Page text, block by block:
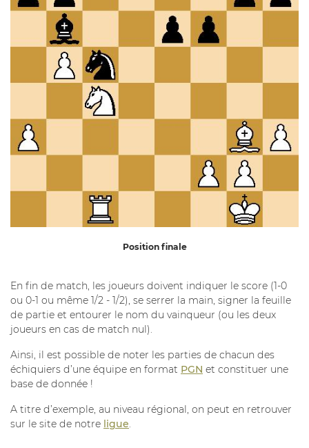
Position finale
En fin de match, les joueurs doivent indiquer le score (1-0
ou 0-1 ou même 1/2 - 1/2), se serrer la main, signer la feuille
de partie et entourer le nom du vainqueur (ou les deux
joueurs en cas de match nul).
Ainsi, il est possible de noter les parties de chacun des
échiquiers d’une équipe en format PGN et constituer une
base de donnée !
A titre d’exemple, au niveau régional, on peut en retrouver
sur le site de notre ligue.